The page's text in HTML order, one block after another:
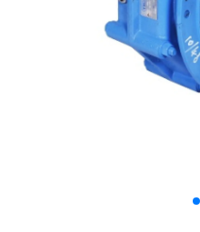
Околопрессовочное
Модернизация и